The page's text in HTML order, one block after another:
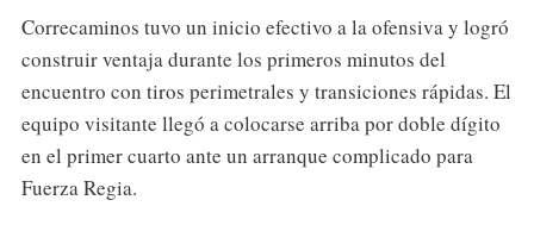
Correcaminos tuvo un inicio efectivo a la ofensiva y logró
construir ventaja durante los primeros minutos del
encuentro con tiros perimetrales y transiciones rápidas. El
equipo visitante llegó a colocarse arriba por doble dígito
en el primer cuarto ante un arranque complicado para
Fuerza Regia.